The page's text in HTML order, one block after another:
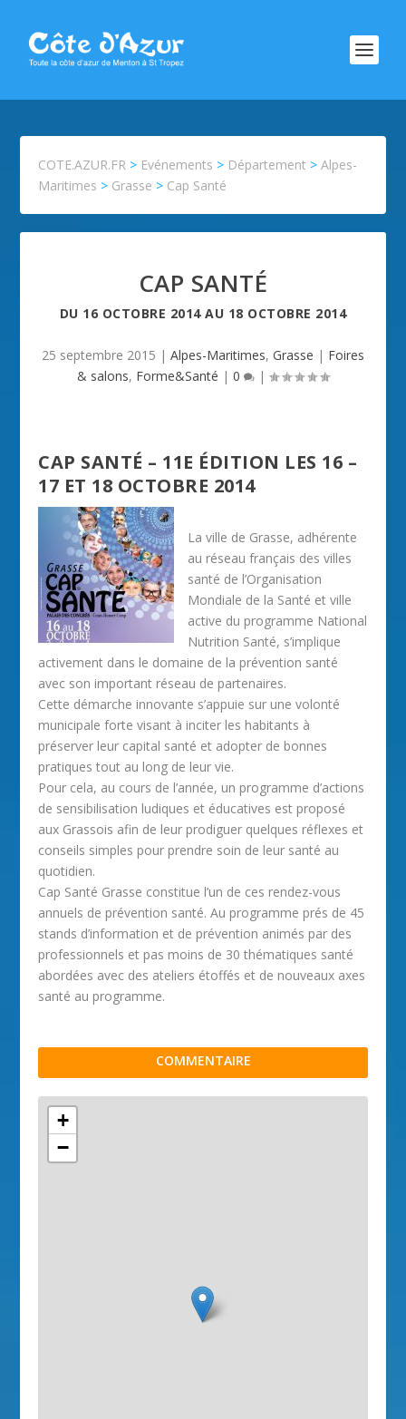
COTE.AZUR.FR > Evénements > Département >Alpes-
Maritimes > Grasse > Cap Santé
CAP SANTÉ
DU 16 OCTOBRE 2014AU 18 OCTOBRE 2014
25 septembre 2015 | Alpes-Maritimes, Grasse | Foires
& salons, Forme&Santé | 0 |
CAP SANTÉ – 11E ÉDITION LES 16 –
17 ET 18 OCTOBRE 2014
La ville de Grasse, adhérente
au réseau français des villes
santé de l’Organisation
Mondiale de la Santé et ville
active du programme National
Nutrition Santé, s’implique
activement dans le domaine de la prévention santé
avec son important réseau de partenaires.
Cette démarche innovante s’appuie sur une volonté
municipale forte visant à inciter les habitants à
préserver leur capital santé et adopter de bonnes
pratiques tout au long de leur vie.
Pour cela, au cours de l’année, un programme d’actions
de sensibilisation ludiques et éducatives est proposé
aux Grassois afin de leur prodiguer quelques réflexes et
conseils simples pour prendre soin de leur santé au
quotidien.
Cap Santé Grasse constitue l’un de ces rendez-vous
annuels de prévention santé. Au programme prés de 45
stands d’information et de prévention animés par des
professionnels et pas moins de 30 thématiques santé
abordées avec des ateliers étoffés et de nouveaux axes
santé au programme.
COMMENTAIRE
+
−